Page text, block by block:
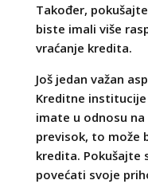
Također,
biste imali više
vraćanje kredita.
Još jedan važan
Kreditne
imate u odnosu
previsok, to može
kredita. Pokušajte
povećati svoje